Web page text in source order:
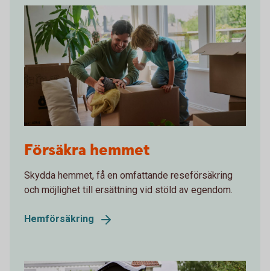
Försäkra hemmet
Skydda hemmet, få en omfattande reseförsäkring
och möjlighet till ersättning vid stöld av egendom.
Hemförsäkring